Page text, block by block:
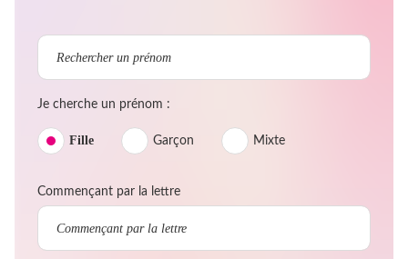
Je cherche un prénom :
Fille Garçon Mixte
Commençant par la lettre